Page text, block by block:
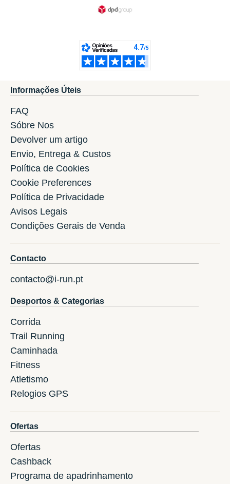
Informações Úteis
FAQ
Sóbre Nos
Devolver um artigo
Envio, Entrega & Custos
Política de Cookies
Cookie Preferences
Política de Privacidade
Avisos Legais
Condições Gerais de Venda
Contacto
contacto@i-run.pt
Desportos & Categorias
Corrida
Trail Running
Caminhada
Fitness
Atletismo
Relogios GPS
Ofertas
Ofertas
Cashback
Programa de apadrinhamento